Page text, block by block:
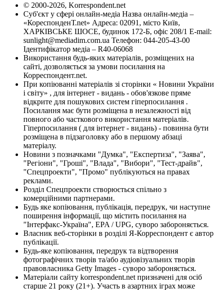
© 2000-2026, Korrespondent.net
Суб'єкт у сфері онлайн-медіа Назва онлайн-медіа –
«КореспонденТ.net» Адреса: 02091, місто Київ,
ХАРКІВСЬКЕ ШОСЕ, будинок 172-Б, офіс 208/1 E-mail:
sunlight@mediadim.com.ua Телефон: 044-205-43-00
Ідентифікатор медіа – R40-06068
Використання будь-яких матеріалів, розміщених на
сайті, дозволяється за умови посилання на
Корреспондент.net.
При копіюванні матеріалів зі сторінки « Новини України
і світу» , для інтернет - видань - обов'язкове пряме
відкрите для пошукових систем гіперпосилання .
Посилання має бути розміщена в незалежності від
повного або часткового використання матеріалів.
Гіперпосилання ( для інтернет - видань) - повинна бути
розміщена в підзаголовку або в першому абзаці
матеріалу.
Новини з позначками "Думка", "Експертиза", "Заява",
"Регіони", "Гроші", "Влада", "Вибори", "Тест-драйв",
"Спецпроекти", "Промо" публікуються на правах
реклами.
Розділ Спецпроекти створюється спільно з
комерційними партнерами.
Будь яке копіювання, публікація, передрук, чи наступне
поширення інформації, що містить посилання на
"Інтерфакс-Україна", EPA / UPG, суворо забороняється.
Власник веб-сторінки в розділі Я-Корреспондент є автор
публікації.
Будь-яке копіювання, передрук та відтворення
фотографічних творів та/або аудіовізуальних творів
правовласника Getty Images - суворо забороняється.
Матеріали сайту korrespondent.net призначені для осіб
старше 21 року (21+). Участь в азартних іграх може